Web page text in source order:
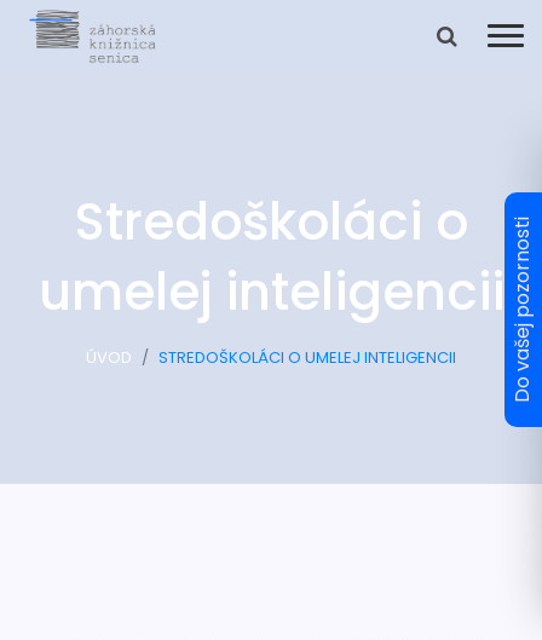
Stredoškoláci o
umelej inteligencii
ÚVOD STREDOŠKOLÁCI O UMELEJ INTELIGENCII